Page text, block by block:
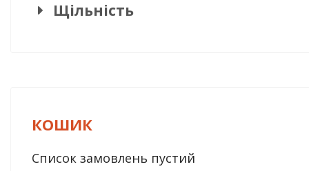
Щільність
КОШИК
Список замовлень пустий